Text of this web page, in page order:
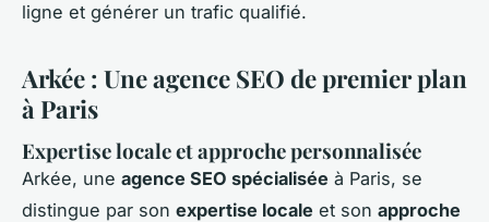
ligne et générer un trafic qualifié.
Arkée : Une agence SEO de premier plan
à Paris
Expertise locale et approche personnalisée
Arkée, une agence SEO spécialisée à Paris, se
distingue par son expertise locale et son approche